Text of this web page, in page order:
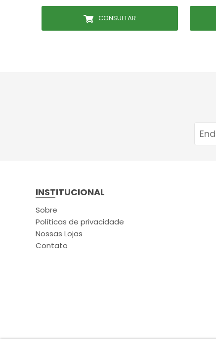
CONSULTAR
INSTITUCIONAL
Sobre
Políticas de privacidade
Nossas Lojas
Contato